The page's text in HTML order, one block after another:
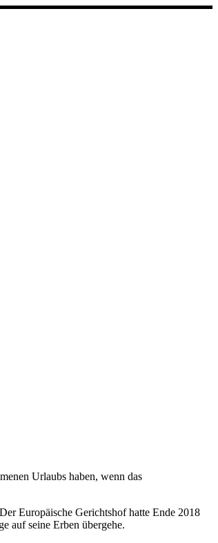
Urlaubs haben, wenn das
Europäische Gerichtshof hatte Ende 2018
auf seine Erben übergehe.